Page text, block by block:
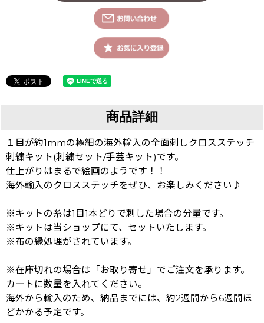
商品詳細
１目が約1mmの極細の海外輸入の全面刺しクロスステッチ
刺繍キット(刺繍セット/手芸キット)です。
仕上がりはまるで絵画のようです！！
海外輸入のクロスステッチをぜひ、お楽しみください♪
※キットの糸は1目1本どりで刺した場合の分量です。
※キットは当ショップにて、セットいたします。
※布の縁処理がされています。
※在庫切れの場合は「お取り寄せ」でご注文を承ります。
カートに数量を入れてください。
海外から輸入のため、納品までには、約2週間から6週間ほ
どかかる予定です。